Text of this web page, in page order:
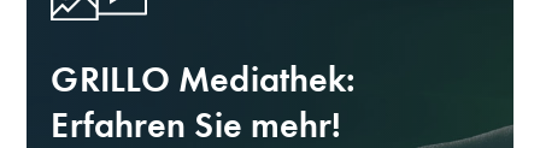
GRILLO Mediathek:
Erfahren Sie mehr!